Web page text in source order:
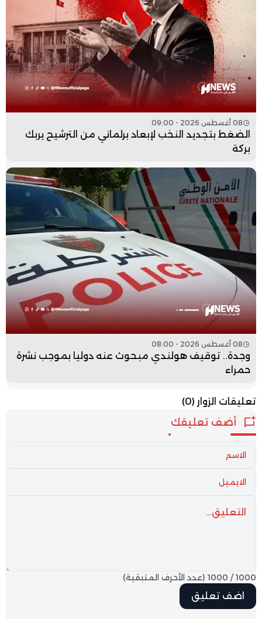
08 أغسطس 2026 - 09:00
الضغط بتجديد النخب لإبعاد برلماني من الترشيح يربك
بركة
08 أغسطس 2026 - 08:00
وجدة.. توقيف هولندي مبحوث عنه دوليا بموجب نشرة
حمراء
تعليقات الزوار (0)
أضف تعليقك
1000
/
1000 (عدد الأحرف المتبقية)